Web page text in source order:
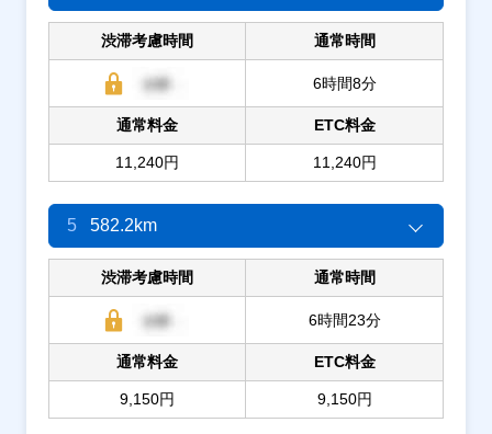
渋滞考慮時間 通常時間
6時間8分
通常料金
11,240円
ETC料金
11,240円
5 582.2km
渋滞考慮時間 通常時間
6時間23分
通常料金
9,150円
ETC料金
9,150円